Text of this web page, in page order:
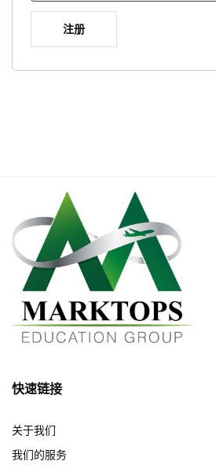
注册
快速链接
关于我们
我们的服务